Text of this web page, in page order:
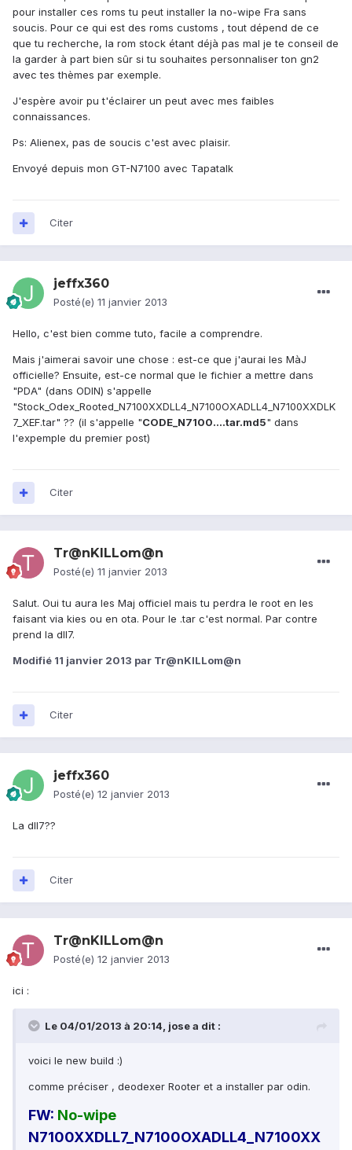
pour installer ces roms tu peut installer la no-wipe Fra sans
soucis. Pour ce qui est des roms customs , tout dépend de ce
que tu recherche, la rom stock étant déjà pas mal je te conseil de
la garder à part bien sûr si tu souhaites personnaliser ton gn2
avec tes thèmes par exemple.
J'espère avoir pu t'éclairer un peut avec mes faibles
connaissances.
Ps: Alienex, pas de soucis c'est avec plaisir.
Envoyé depuis mon GT-N7100 avec Tapatalk
Citer
jeffx360
Posté(e) 11 janvier 2013
Hello, c'est bien comme tuto, facile a comprendre.
Mais j'aimerai savoir une chose : est-ce que j'aurai les MàJ
officielle? Ensuite, est-ce normal que le fichier a mettre dans
"PDA" (dans ODIN) s'appelle
"Stock_Odex_Rooted_N7100XXDLL4_N7100OXADLL4_N7100XXDLK
7_XEF.tar" ?? (il s'appelle "CODE_N7100....tar.md5" dans
l'expemple du premier post)
Citer
Tr@nKILLom@n
Posté(e) 11 janvier 2013
Salut. Oui tu aura les Maj officiel mais tu perdra le root en les
faisant via kies ou en ota. Pour le .tar c'est normal. Par contre
prend la dll7.
Modifié 11 janvier 2013 par Tr@nKILLom@n
Citer
jeffx360
Posté(e) 12 janvier 2013
La dll7??
Citer
Tr@nKILLom@n
Posté(e) 12 janvier 2013
ici :
Le 04/01/2013 à 20:14, jose a dit :
voici le new build :)
comme préciser , deodexer Rooter et a installer par odin.
FW: No-wipe
N7100XXDLL7_N7100OXADLL4_N7100XX